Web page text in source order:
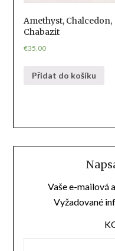
Amethyst, Chalcedon,
Chabazit
€35,00
Přidat do košíku
Vaše e-mailová
Vyžadované